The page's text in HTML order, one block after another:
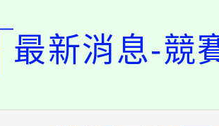
本校115學年度第
(課)教師甄選結果(
金融保險知識
動
市115學年度學生
最新消息-競